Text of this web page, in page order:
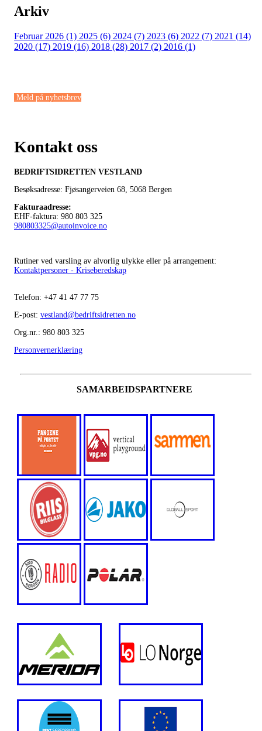
Arkiv
Februar 2026 (1) 2025 (6) 2024 (7) 2023 (6) 2022 (7) 2021 (14)
2020 (17) 2019 (16) 2018 (28) 2017 (2) 2016 (1)
Meld på nyhetsbrev
Kontakt oss
BEDRIFTSIDRETTEN VESTLAND
Besøksadresse: Fjøsangerveien 68, 5068 Bergen
Fakturaadresse:
EHF-faktura: 980 803 325
980803325@autoinvoice.no
Rutiner ved varsling av alvorlig ulykke eller på arrangement:
Kontaktpersoner - Kriseberedskap
Telefon: +47 41 47 77 75
E-post: vestland@bedriftsidretten.no
Org.nr.: 980 803 325
Personvernerklæring
SAMARBEIDSPARTNERE